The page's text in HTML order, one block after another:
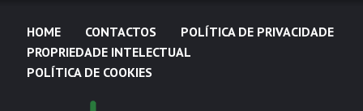
HOME CONTACTOS
POLÍTICA DE PRIVACIDADE
PROPRIEDADE INTELECTUAL
POLÍTICA DE COOKIES